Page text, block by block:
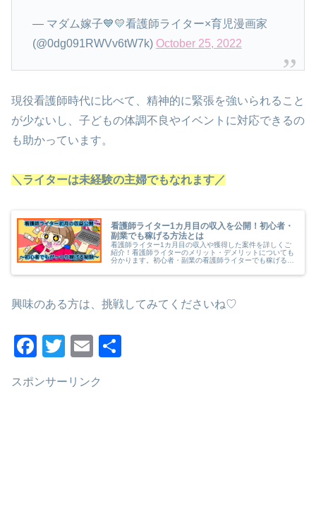
— マダム嫁子💙💛看護師ライター×育児漫画家
(@0dg091RWVv6tW7k) October 25, 2022
現役看護師時代に比べて、精神的に緊張を強いられること
が少ないし、子どもの体調不良やイベントに対応できるの
も助かっています。
＼ライターは未経験の主婦でもなれます／
看護師ライター1カ月目の収入を公開！初心者・
副業でも稼げる方法とは
看護師ライター1カ月目の収入や獲得した案件を詳しくご
紹介！看護師ライターのメリット・デメリットについても
分かります。初心者・副業の看護師ライターでも稼げる方
ングサイトも徹底解説！
興味のある方は、挑戦してみてくださいね♡
F
c
T
tt
E
ail
スポンサーリンク